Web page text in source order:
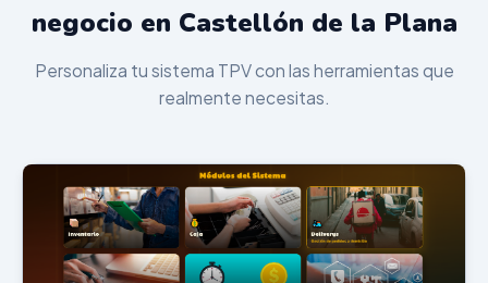
negocio en Castellón de la Plana
Personaliza tu sistema TPV con las herramientas que
realmente necesitas.